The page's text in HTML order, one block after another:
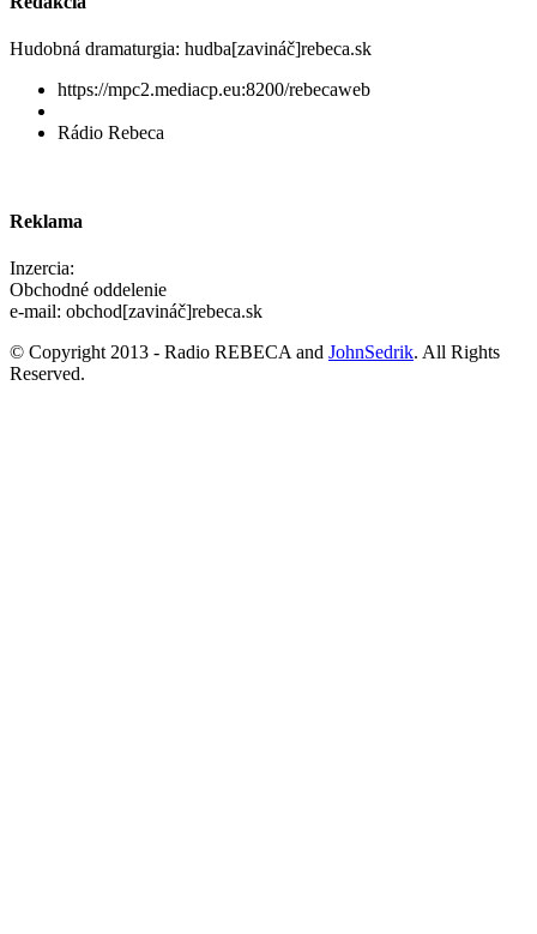
Hudobná dramaturgia: hudba[zavináč]rebeca.sk
https://mpc2.mediacp.eu:8200/rebecaweb
Rádio Rebeca
Reklama
Inzercia:
Obchodné oddelenie
e-mail: obchod[zavináč]rebeca.sk
© Copyright 2013 - Radio REBECA and JohnSedrik. All Rights
Reserved.